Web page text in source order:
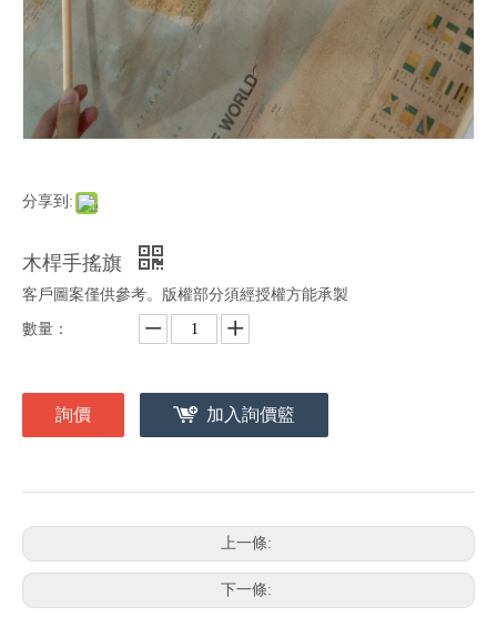
分享到:
木桿手搖旗
客戶圖案僅供參考。版權部分須經授權方能承製
數量：
詢價 加入詢價籃
上一條:
下一條: